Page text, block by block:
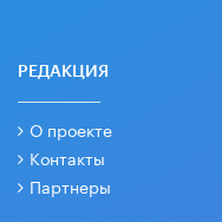
РЕДАКЦИЯ
О проекте
Контакты
Партнеры